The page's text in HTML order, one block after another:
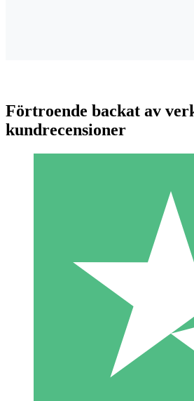
Individuella
Betala per användning med
1 Nedladdningar
10 00
Förtroende backat av
kundrecensioner